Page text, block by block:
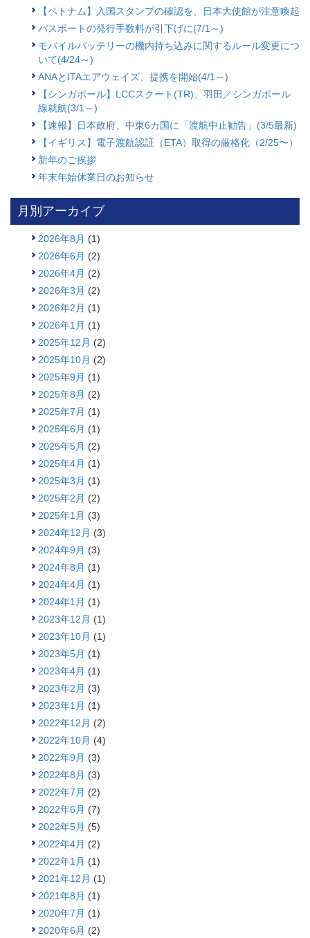
【ベトナム】入国スタンプの確認を、日本大使館が注意喚起
パスポートの発行手数料が引下げに(7/1～)
モバイルバッテリーの機内持ち込みに関するルール変更につ
いて(4/24～)
ANAとITAエアウェイズ、提携を開始(4/1～)
【シンガポール】LCCスクート(TR)、羽田／シンガポール
線就航(3/1～)
【速報】日本政府、中東6カ国に「渡航中止勧告」(3/5最新)
【イギリス】電子渡航認証（ETA）取得の厳格化（2/25〜）
新年のご挨拶
年末年始休業日のお知らせ
月別アーカイブ
2026年8月 (1)
2026年6月 (2)
2026年4月 (2)
2026年3月 (2)
2026年2月 (1)
2026年1月 (1)
2025年12月 (2)
2025年10月 (2)
2025年9月 (1)
2025年8月 (2)
2025年7月 (1)
2025年6月 (1)
2025年5月 (2)
2025年4月 (1)
2025年3月 (1)
2025年2月 (2)
2025年1月 (3)
2024年12月 (3)
2024年9月 (3)
2024年8月 (1)
2024年4月 (1)
2024年1月 (1)
2023年12月 (1)
2023年10月 (1)
2023年5月 (1)
2023年4月 (1)
2023年2月 (3)
2023年1月 (1)
2022年12月 (2)
2022年10月 (4)
2022年9月 (3)
2022年8月 (3)
2022年7月 (2)
2022年6月 (7)
2022年5月 (5)
2022年4月 (2)
2022年1月 (1)
2021年12月 (1)
2021年8月 (1)
2020年7月 (1)
2020年6月 (2)